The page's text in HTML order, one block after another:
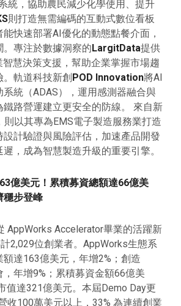
統，協助農民減少化學使用、提升
則打造無需編碼的互動式數位看板
快速部署AI優化的動態點餐介面，
專注於數據洞察的LargitData提供
慧決策支援，幫助企業掌握市場趨
軌道科技新創POD Innovation將AI
統（ADAS），運用感測器融合與
路營運建立更安全的防線。 來自新
則以其專為EMS電子製造服務業打造
設計驗證與風險評估，加速產品開發
，成為智慧製造升級的重要引擎。
億美元！累積募資總額達66億美
穩步登峰
AppWorks Accelerator畢業的活躍新
2,029位創業者。AppWorks生態系
達163億美元，年增2%；創造
年增9%；累積募資金額66億美
值達321億美元。本屆Demo Day更
收100萬美元以上，33% 為連續創業